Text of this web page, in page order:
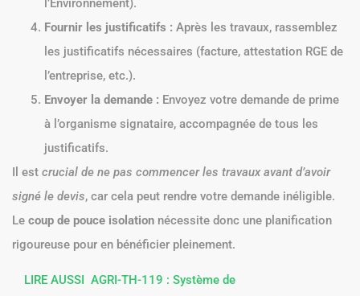
l’Environnement).
Fournir les justificatifs : Après les travaux, rassemblez
les justificatifs nécessaires (facture, attestation RGE de
l’entreprise, etc.).
Envoyer la demande : Envoyez votre demande de prime
à l’organisme signataire, accompagnée de tous les
justificatifs.
Il est crucial de ne pas commencer les travaux avant d’avoir
signé le devis, car cela peut rendre votre demande inéligible.
Le coup de pouce isolation nécessite donc une planification
rigoureuse pour en bénéficier pleinement.
LIRE AUSSI AGRI-TH-119 : Système de